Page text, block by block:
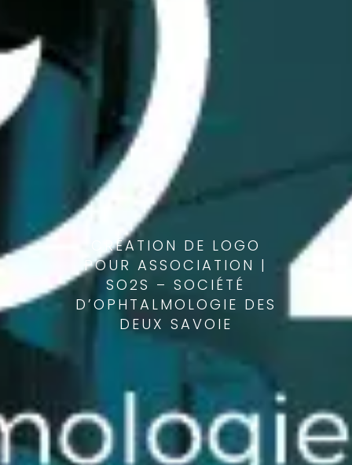
CRÉATION DE LOGO
POUR ASSOCIATION |
SO2S – SOCIÉTÉ
D’OPHTALMOLOGIE DES
DEUX SAVOIE